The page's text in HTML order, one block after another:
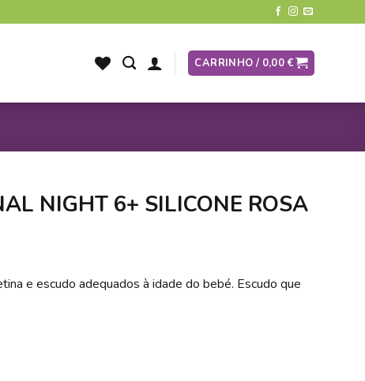
CARRINHO / 0,00 €
NIGHT 6+ SILICONE ROSA
e escudo adequados à idade do bebé. Escudo que
6+ SILICONE ROSA